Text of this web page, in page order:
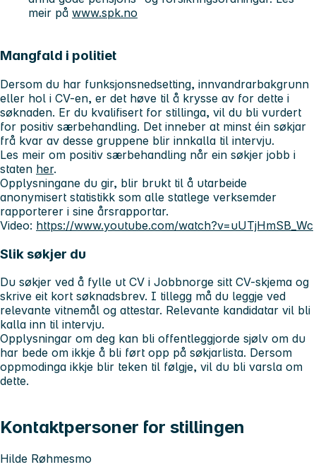
meir på www.spk.no
Mangfald i politiet
Dersom du har funksjonsnedsetting, innvandrarbakgrunn
eller hol i CV-en, er det høve til å krysse av for dette i
søknaden. Er du kvalifisert for stillinga, vil du bli vurdert
for positiv særbehandling. Det inneber at minst éin søkjar
frå kvar av desse gruppene blir innkalla til intervju.
Les meir om positiv særbehandling når ein søkjer jobb i
staten her.
Opplysningane du gir, blir brukt til å utarbeide
anonymisert statistikk som alle statlege verksemder
rapporterer i sine årsrapportar.
Video: https://www.youtube.com/watch?v=uUTjHmSB_Wc
Slik søkjer du
Du søkjer ved å fylle ut CV i Jobbnorge sitt CV-skjema og
skrive eit kort søknadsbrev. I tillegg må du leggje ved
relevante vitnemål og attestar. Relevante kandidatar vil bli
kalla inn til intervju.
Opplysningar om deg kan bli offentleggjorde sjølv om du
har bede om ikkje å bli ført opp på søkjarlista. Dersom
oppmodinga ikkje blir teken til følgje, vil du bli varsla om
dette.
Kontaktpersoner for stillingen
Hilde Røhmesmo